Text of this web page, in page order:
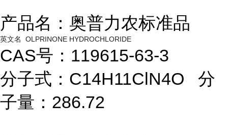
产品名：奥普力农标准品
英文名 OLPRINONE HYDROCHLORIDE
CAS号：119615-63-3
分子式：C14H11ClN4O 分
子量：286.72